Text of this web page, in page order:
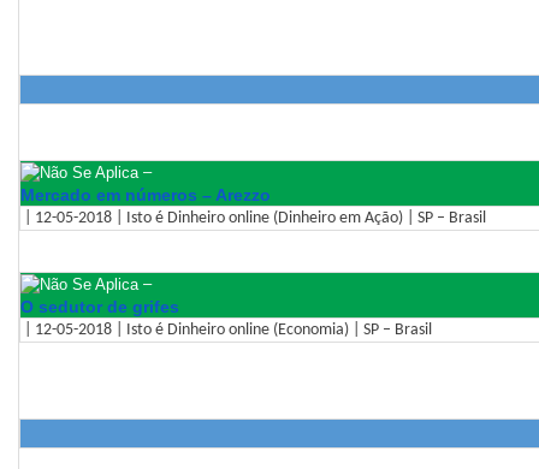
–
Mercado em números – Arezzo
| 12-05-2018 | Isto é Dinheiro online (Dinheiro em Ação) | SP – Brasil
–
O sedutor de grifes
| 12-05-2018 | Isto é Dinheiro online (Economia) | SP – Brasil